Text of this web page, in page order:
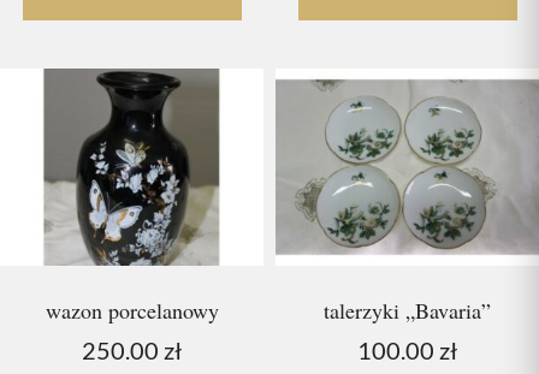
wazon porcelanowy
250.00 zł
talerzyki „Bavaria”
100.00 zł